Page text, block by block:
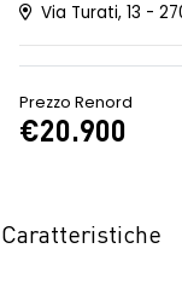
Via Turati, 13 -
Prezzo Renord
€20.900
Caratteristiche